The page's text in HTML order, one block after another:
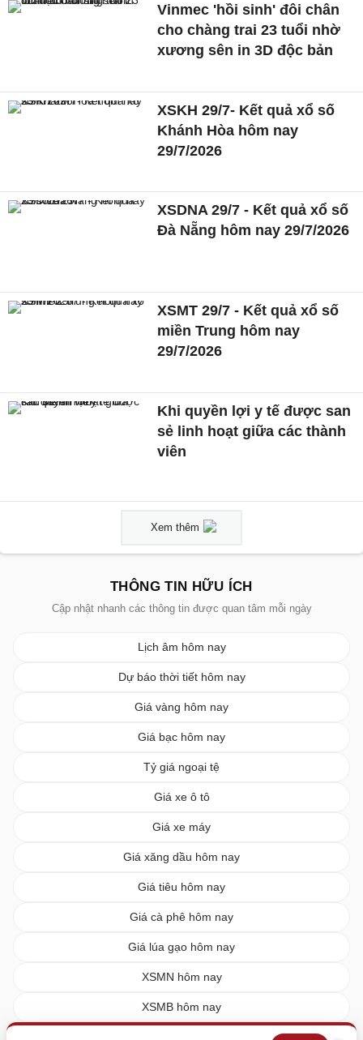
Vinmec 'hồi sinh' đôi chân
cho chàng trai 23 tuổi nhờ
xương sên in 3D độc bản
XSKH 29/7- Kết quả xổ số
Khánh Hòa hôm nay
29/7/2026
XSDNA 29/7 - Kết quả xổ số
Đà Nẵng hôm nay 29/7/2026
XSMT 29/7 - Kết quả xổ số
miền Trung hôm nay
29/7/2026
Khi quyền lợi y tế được san
sẻ linh hoạt giữa các thành
viên
Xem thêm
THÔNG TIN HỮU ÍCH
Cập nhật nhanh các thông tin được quan tâm mỗi ngày
Lịch âm hôm nay
Dự báo thời tiết hôm nay
Giá vàng hôm nay
Giá bạc hôm nay
Tỷ giá ngoại tệ
Giá xe ô tô
Giá xe máy
Giá xăng dầu hôm nay
Giá tiêu hôm nay
Giá cà phê hôm nay
Giá lúa gạo hôm nay
XSMN hôm nay
XSMB hôm nay